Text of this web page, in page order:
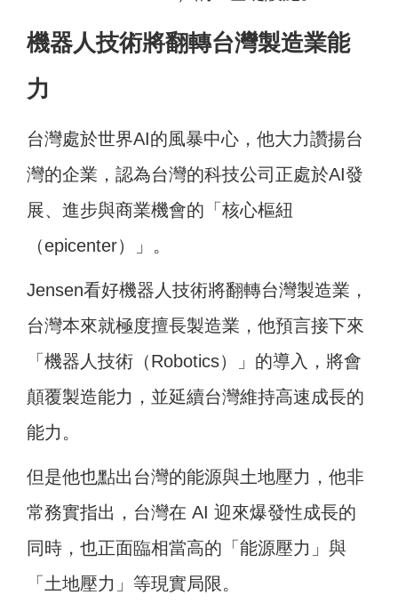
機器人技術將翻轉台灣製造業能
力
台灣處於世界AI的風暴中心，他大力讚揚台
灣的企業，認為台灣的科技公司正處於AI發
展、進步與商業機會的「核心樞紐
（epicenter）」。
Jensen看好機器人技術將翻轉台灣製造業，
台灣本來就極度擅長製造業，他預言接下來
「機器人技術（Robotics）」的導入，將會
顛覆製造能力，並延續台灣維持高速成長的
能力。
但是他也點出台灣的能源與土地壓力，他非
常務實指出，台灣在 AI 迎來爆發性成長的
同時，也正面臨相當高的「能源壓力」與
「土地壓力」等現實局限。